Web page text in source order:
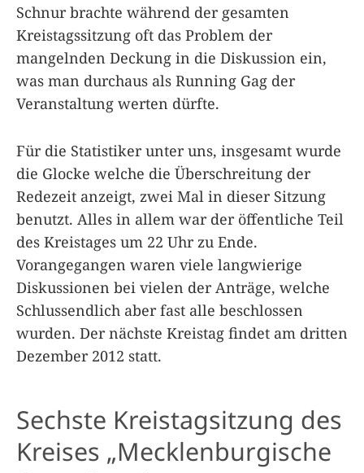
Schnur brachte während der gesamten
Kreistagssitzung oft das Problem der
mangelnden Deckung in die Diskussion ein,
was man durchaus als Running Gag der
Veranstaltung werten dürfte.
Für die Statistiker unter uns, insgesamt wurde
die Glocke welche die Überschreitung der
Redezeit anzeigt, zwei Mal in dieser Sitzung
benutzt. Alles in allem war der öffentliche Teil
des Kreistages um 22 Uhr zu Ende.
Vorangegangen waren viele langwierige
Diskussionen bei vielen der Anträge, welche
Schlussendlich aber fast alle beschlossen
wurden. Der nächste Kreistag findet am dritten
Dezember 2012 statt.
Sechste Kreistagsitzung des
Kreises „Mecklenburgische